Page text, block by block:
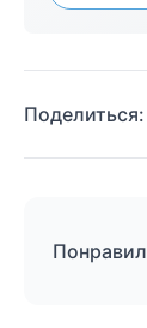
Поделиться: